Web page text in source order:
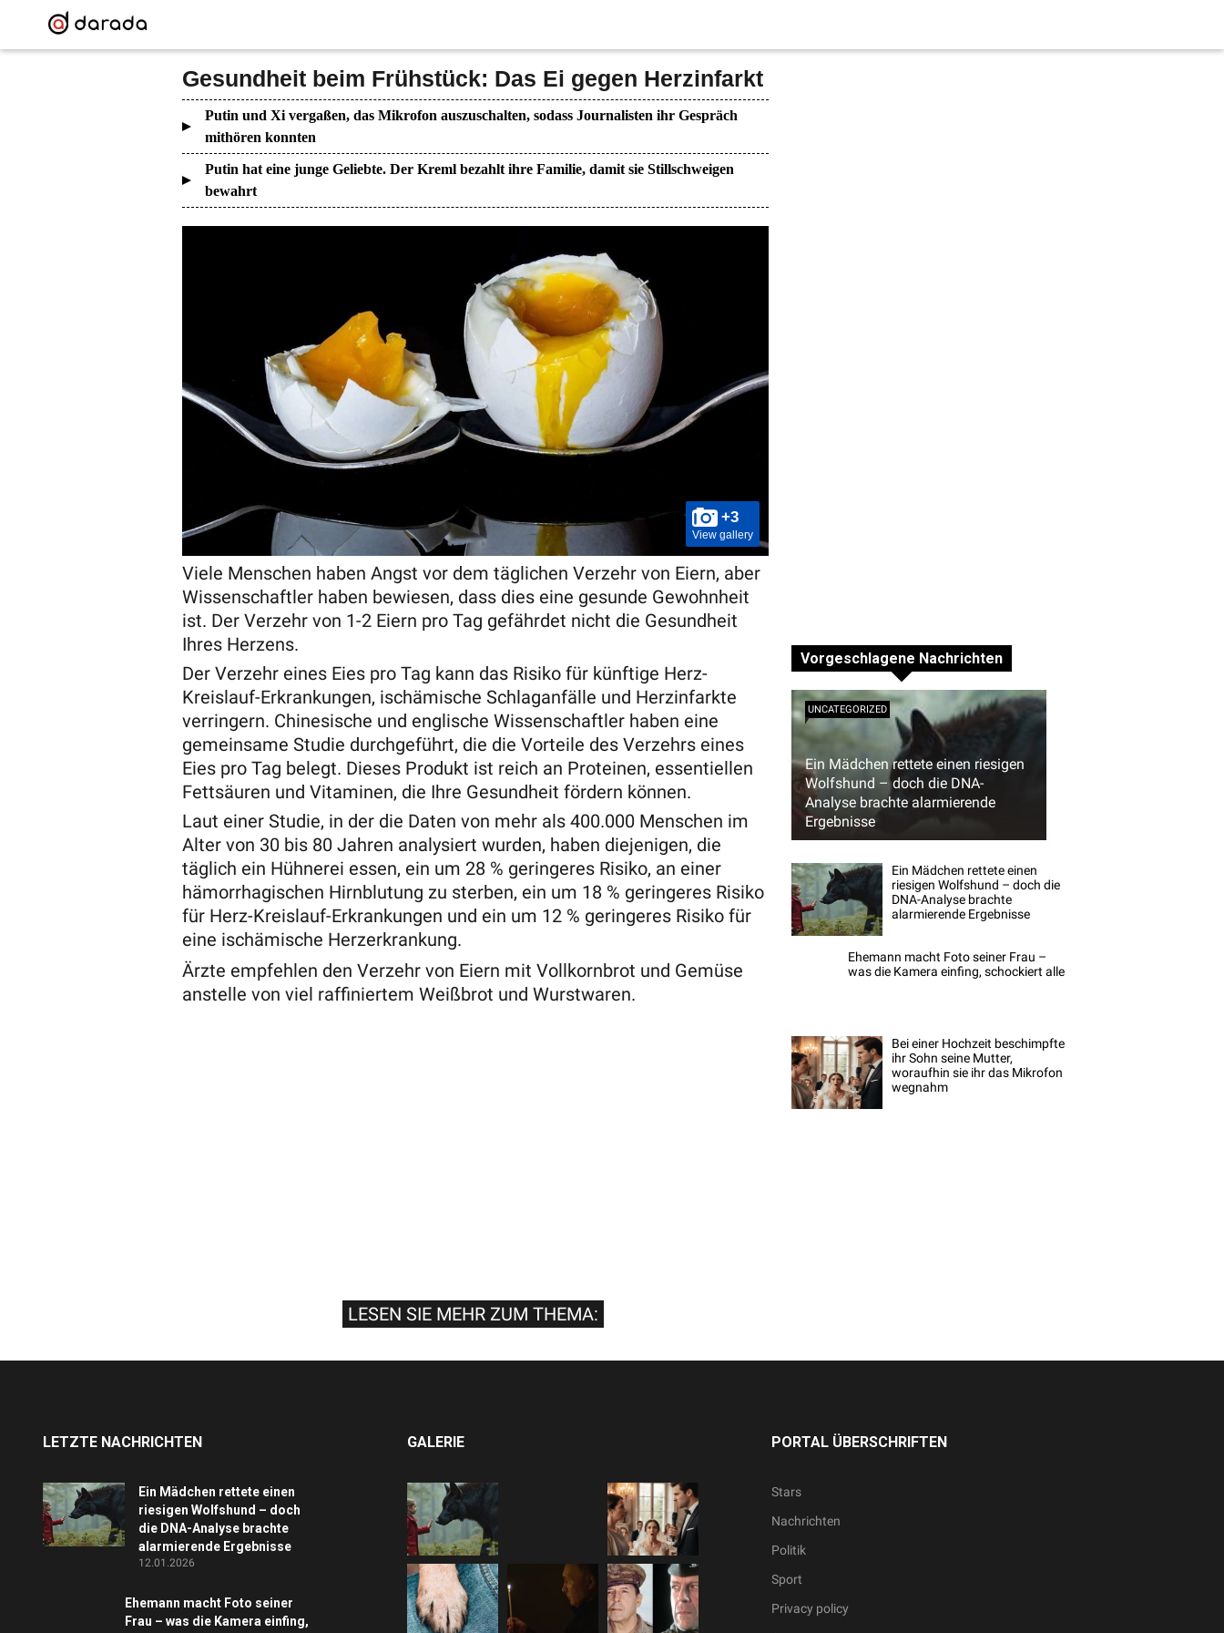
Gesundheit beim Frühstück: Das Ei gegen Herzinfarkt
Putin und Xi vergaßen, das Mikrofon auszuschalten, sodass Journalisten ihr Gespräch
mithören konnten
Putin hat eine junge Geliebte. Der Kreml bezahlt ihre Familie, damit sie Stillschweigen
bewahrt
+3
View gallery
Viele Menschen haben Angst vor dem täglichen Verzehr von Eiern, aber
Wissenschaftler haben bewiesen, dass dies eine gesunde Gewohnheit
ist. Der Verzehr von 1-2 Eiern pro Tag gefährdet nicht die Gesundheit
Ihres Herzens.
Der Verzehr eines Eies pro Tag kann das Risiko für künftige Herz-
Kreislauf-Erkrankungen, ischämische Schlaganfälle und Herzinfarkte
verringern. Chinesische und englische Wissenschaftler haben eine
gemeinsame Studie durchgeführt, die die Vorteile des Verzehrs eines
Eies pro Tag belegt. Dieses Produkt ist reich an Proteinen, essentiellen
Fettsäuren und Vitaminen, die Ihre Gesundheit fördern können.
Laut einer Studie, in der die Daten von mehr als 400.000 Menschen im
Alter von 30 bis 80 Jahren analysiert wurden, haben diejenigen, die
täglich ein Hühnerei essen, ein um 28 % geringeres Risiko, an einer
hämorrhagischen Hirnblutung zu sterben, ein um 18 % geringeres Risiko
für Herz-Kreislauf-Erkrankungen und ein um 12 % geringeres Risiko für
eine ischämische Herzerkrankung.
Ärzte empfehlen den Verzehr von Eiern mit Vollkornbrot und Gemüse
anstelle von viel raffiniertem Weißbrot und Wurstwaren.
LESEN SIE MEHR ZUM THEMA:
Vorgeschlagene Nachrichten
Ein Mädchen rettete einen riesigen
Wolfshund – doch die DNA-
Analyse brachte alarmierende
Ergebnisse
UNCATEGORIZED
Ein Mädchen rettete einen
riesigen Wolfshund – doch die
DNA-Analyse brachte
alarmierende Ergebnisse
Ehemann macht Foto seiner Frau –
was die Kamera einfing, schockiert alle
Bei einer Hochzeit beschimpfte
ihr Sohn seine Mutter,
woraufhin sie ihr das Mikrofon
wegnahm
LETZTE NACHRICHTEN
Ein Mädchen rettete einen
riesigen Wolfshund – doch
die DNA-Analyse brachte
alarmierende Ergebnisse
12.01.2026
Ehemann macht Foto seiner
Frau – was die Kamera einfing,
GALERIE PORTAL ÜBERSCHRIFTEN
Stars
Nachrichten
Politik
Sport
Privacy policy